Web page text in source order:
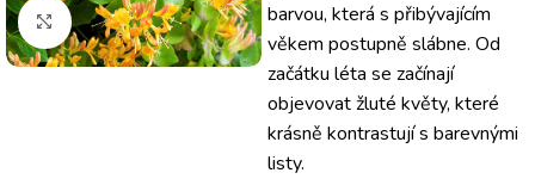
Klikněte pro zvětšení
barvou, která s přibývajícím
věkem postupně slábne. Od
začátku léta se začínají
objevovat žluté květy, které
krásně kontrastují s barevnými
listy.